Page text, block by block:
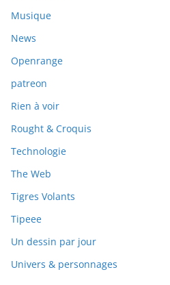
Musique
News
Openrange
patreon
Rien à voir
Rought & Croquis
Technologie
The Web
Tigres Volants
Tipeee
Un dessin par jour
Univers & personnages